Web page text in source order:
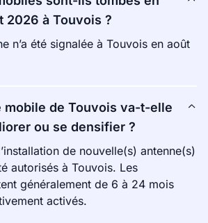
2026 à Touvois ?
n’a été signalée à Touvois en août
mobile de Touvois va-t-elle
ou se densifier ?
de nouvelle(s) antenne(s)
autorisés à Touvois. Les
généralement de 6 à 24 mois
activés.